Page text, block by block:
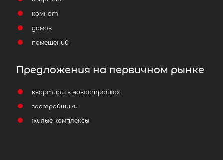
Жилой дом площадью 42 м 2,
муниципальный округ, Звезда СНТ
2 550 000 ₽
комнат
домов
помещений
Предложения на первичном рынке
квартиры в новостройках
застройщики
жилые комплексы